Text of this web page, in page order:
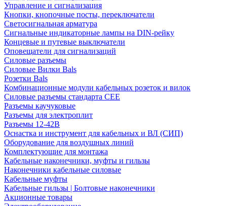
Управление и сигнализация
Кнопки, кнопочные посты, переключатели
Светосигнальная арматура
Сигнальные индикаторные лампы на DIN-рейку
Концевые и путевые выключатели
Оповещатели для сигнализаций
Силовые разъемы
Силовые Вилки Bals
Розетки Bals
Комбинационные модули кабельных розеток и вилок
Силовые разъемы стандарта CEE
Разъемы каучуковые
Разъемы для электроплит
Разъемы 12-42В
Оснастка и инструмент для кабельных и ВЛ (СИП)
Оборудование для воздушных линий
Комплектующие для монтажа
Кабельные наконечники, муфты и гильзы
Наконечники кабельные силовые
Кабельные муфты
Кабельные гильзы | Болтовые наконечники
Акционные товары